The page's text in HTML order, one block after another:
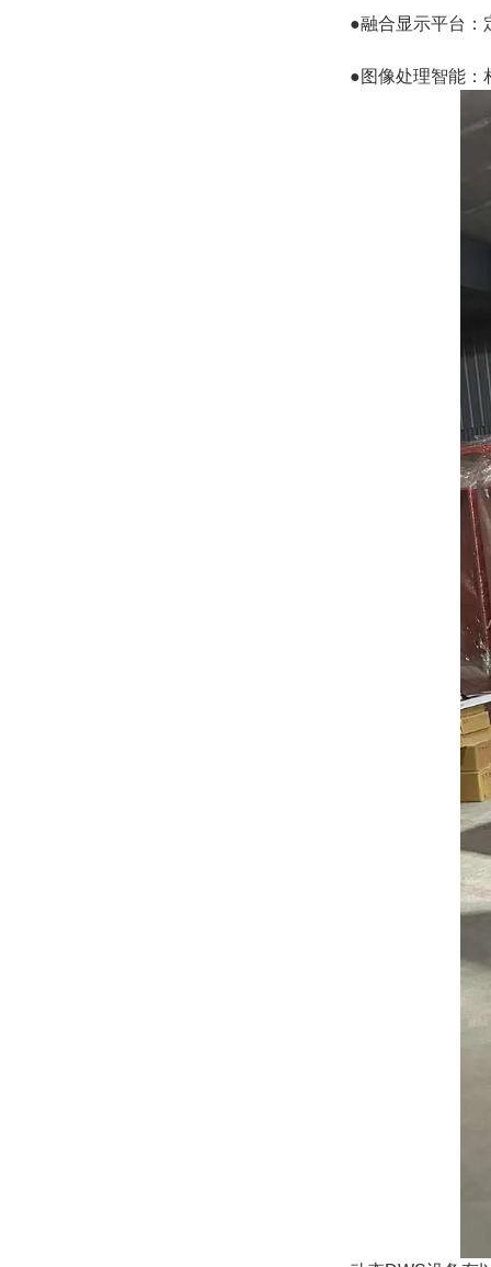
●融合显示平台：
●图像处理智能：